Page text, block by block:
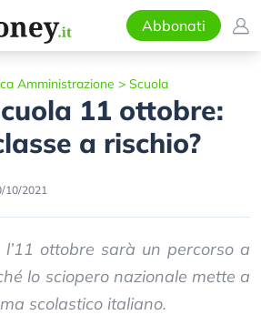
Abbonati
Amministrazione > Scuola
11 ottobre:
a rischio?
10/2021
ottobre sarà un percorso a
lo sciopero nazionale mette a
scolastico italiano.